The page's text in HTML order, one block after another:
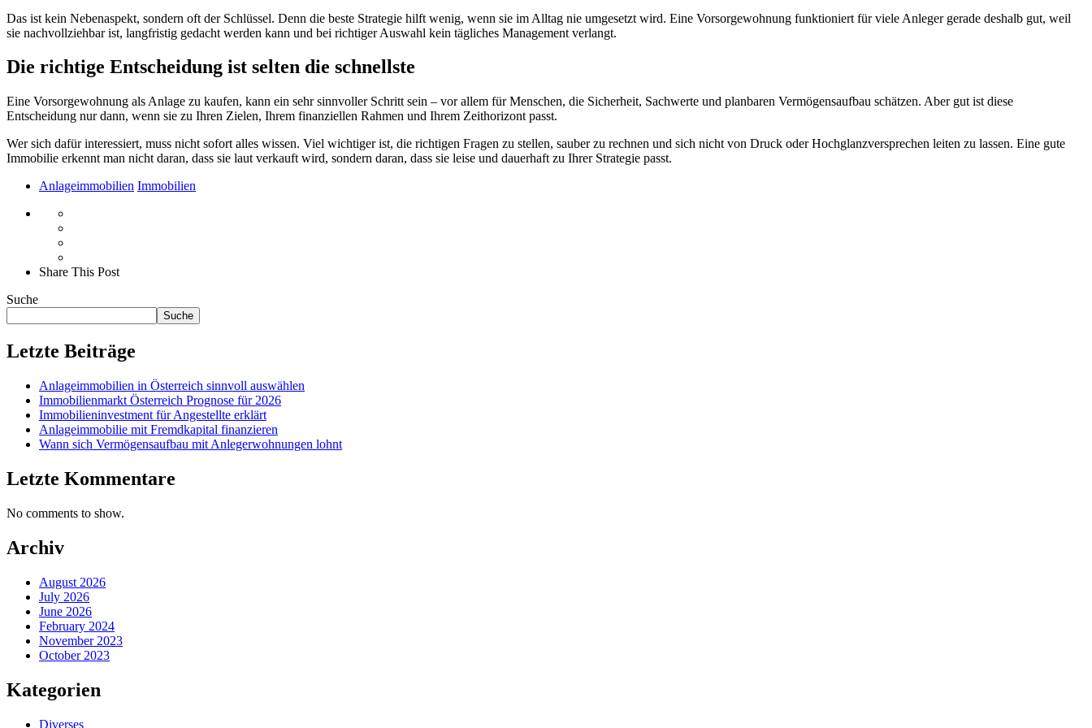
Das ist kein Nebenaspekt, sondern oft der Schlüssel. Denn die beste Strategie hilft wenig, wenn sie im Alltag nie umgesetzt wird. Eine Vorsorgewohnung funktioniert für viele Anleger gerade deshalb gut, weil
sie nachvollziehbar ist, langfristig gedacht werden kann und bei richtiger Auswahl kein tägliches Management verlangt.
Die richtige Entscheidung ist selten die schnellste
Eine Vorsorgewohnung als Anlage zu kaufen, kann ein sehr sinnvoller Schritt sein – vor allem für Menschen, die Sicherheit, Sachwerte und planbaren Vermögensaufbau schätzen. Aber gut ist diese
Entscheidung nur dann, wenn sie zu Ihren Zielen, Ihrem finanziellen Rahmen und Ihrem Zeithorizont passt.
Wer sich dafür interessiert, muss nicht sofort alles wissen. Viel wichtiger ist, die richtigen Fragen zu stellen, sauber zu rechnen und sich nicht von Druck oder Hochglanzversprechen leiten zu lassen. Eine gute
Immobilie erkennt man nicht daran, dass sie laut verkauft wird, sondern daran, dass sie leise und dauerhaft zu Ihrer Strategie passt.
Anlageimmobilien Immobilien
Share This Post
Suche
Suche
Letzte Beiträge
Anlageimmobilien in Österreich sinnvoll auswählen
Immobilienmarkt Österreich Prognose für 2026
Immobilieninvestment für Angestellte erklärt
Anlageimmobilie mit Fremdkapital finanzieren
Wann sich Vermögensaufbau mit Anlegerwohnungen lohnt
Letzte Kommentare
No comments to show.
Archiv
August 2026
July 2026
June 2026
February 2024
November 2023
October 2023
Kategorien
Diverses